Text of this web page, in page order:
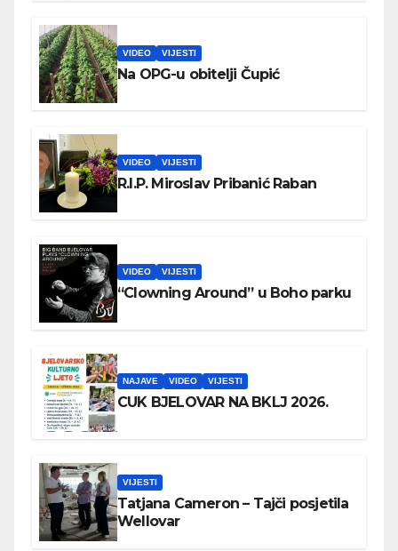
VIDEO VIJESTI
Na OPG-u obitelji Čupić
VIDEO VIJESTI
R.I.P. Miroslav Pribanić Raban
VIDEO VIJESTI
“Clowning Around” u Boho parku
NAJAVE VIDEO VIJESTI
CUK BJELOVAR NA BKLJ 2026.
VIJESTI
Tatjana Cameron – Tajči posjetila
Wellovar